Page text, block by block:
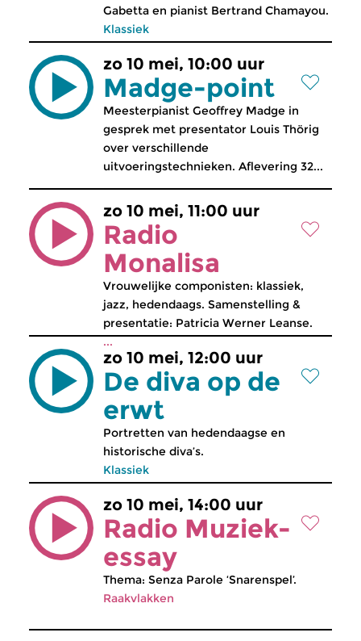
Gabetta en pianist Bertrand Chamayou.
Klassiek
zo 10 mei, 10:00 uur
Madge-point
Meesterpianist Geoffrey Madge in
gesprek met presentator Louis Thörig
over verschillende
uitvoeringstechnieken. Aflevering 32...
zo 10 mei, 11:00 uur
Radio
Monalisa
Vrouwelijke componisten: klassiek,
jazz, hedendaags. Samenstelling &
presentatie: Patricia Werner Leanse.
...
zo 10 mei, 12:00 uur
De diva op de
erwt
Portretten van hedendaagse en
historische diva’s.
Klassiek
zo 10 mei, 14:00 uur
Radio Muziek-
essay
Thema: Senza Parole ‘Snarenspel’.
Raakvlakken